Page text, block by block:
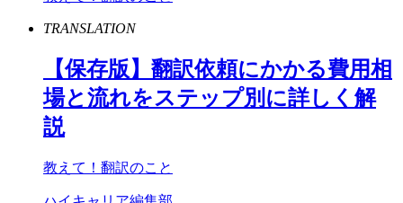
TRANSLATION
【保存版】翻訳依頼にかかる費用相
場と流れをステップ別に詳しく解
説
教えて！翻訳のこと